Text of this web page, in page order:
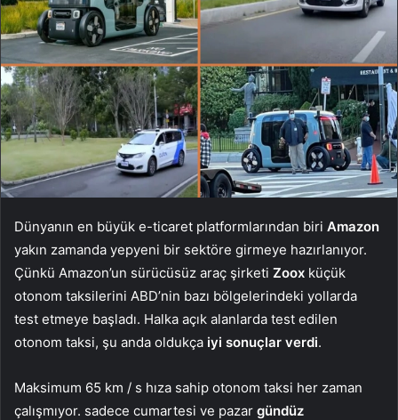
Dünyanın en büyük e-ticaret platformlarından biri Amazon
yakın zamanda yepyeni bir sektöre girmeye hazırlanıyor.
Çünkü Amazon’un sürücüsüz araç şirketi Zoox küçük
otonom taksilerini ABD’nin bazı bölgelerindeki yollarda
test etmeye başladı. Halka açık alanlarda test edilen
otonom taksi, şu anda oldukça iyi sonuçlar verdi.
Maksimum 65 km / s hıza sahip otonom taksi her zaman
çalışmıyor. sadece cumartesi ve pazar gündüz